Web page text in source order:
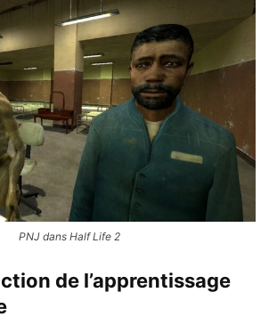
PNJ dans Half Life 2
de l’apprentissage